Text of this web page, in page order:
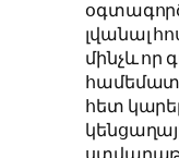
լվանալ
մինչև որ
հետ